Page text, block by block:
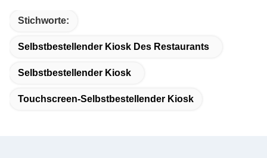
Stichworte:
Selbstbestellender Kiosk Des Restaurants
Selbstbestellender Kiosk
Touchscreen-Selbstbestellender Kiosk